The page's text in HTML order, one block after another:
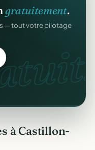
gratuitement.
— tout votre pilotage
à Castillon-